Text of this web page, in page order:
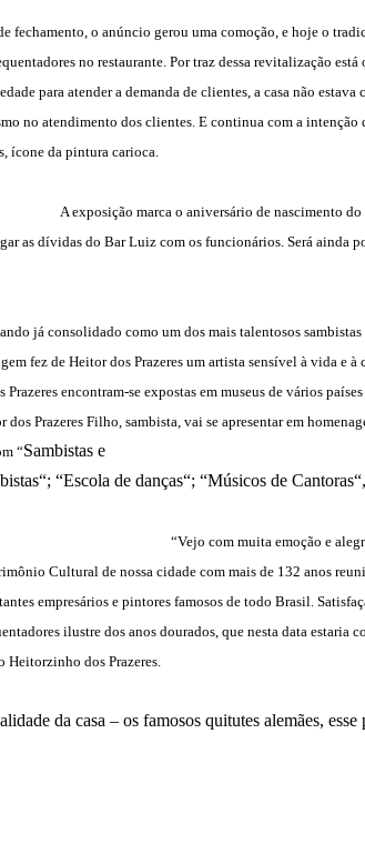
fechamento, o anúncio gerou uma comoção, e hoje o
no restaurante. Por traz dessa revitalização
para atendera demanda de clientes, a casa não
no atendimento dos clientes. E continua com a
ícone da pintura carioca.
A exposição marca o aniversário de nascimento
as dívidas do Bar Luiz com os funcionários. Será ainda
já consolidado como um dos mais talentosos
fez de Heitor dos Prazeres um artista sensível à vida e
Prazeres encontram-se expostas em museus de vários
dos Prazeres Filho, sambista, vai se apresentar em
“Sambistas e
“; “Escola de danças“; “Músicos de Cantoras
“Vejo com muita emoção e
Cultural de nossa cidade com mais de 132 anos
empresários e pintores famosos de todo Brasil.
ilustre dos anos dourados, que nesta data
Heitorzinho dos Prazeres.
da casa – os famosos quitutes alemães,